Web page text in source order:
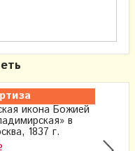
икона Божией
в
1837 г.